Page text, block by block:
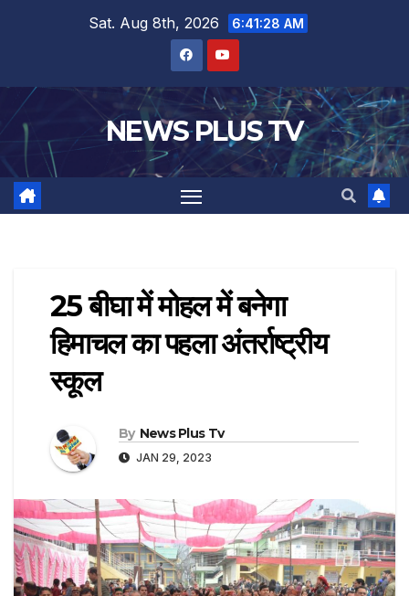
Sat. Aug 8th, 2026 6:41:29 AM
NEWS PLUS TV
25 बीघा में मोहल में बनेगा
हिमाचल का पहला अंतर्राष्ट्रीय
स्कूल
By News Plus Tv
JAN 29, 2023